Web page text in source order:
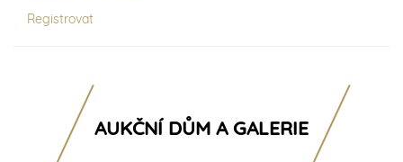
Registrovat
AUKČNÍ DŮM A GALERIE